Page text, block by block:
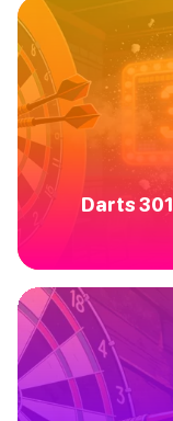
Darts 301